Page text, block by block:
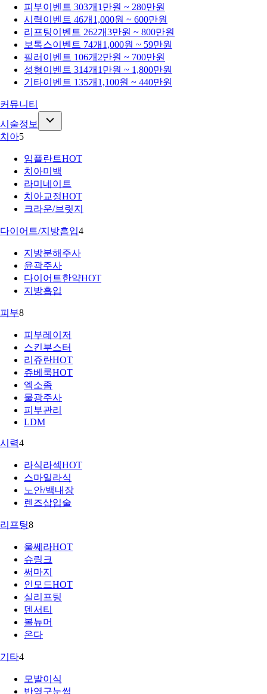
피부이벤트 303개 1만원 ~ 280만원
시력이벤트 46개 1,000원 ~ 600만원
리프팅이벤트 262개3만원 ~ 800만원
보톡스이벤트 74개 1,000원 ~ 59만원
필러 이벤트 106개 2만원 ~ 700만원
성형이벤트 314개 1만원 ~ 1,800만원
기타이벤트 135개 1,100원 ~ 440만원
커뮤니티
시술정보
치아5
임플란트HOT
치아미백
라미네이트
치아교정HOT
크라운/브릿지
다이어트/지방흡입4
지방분해주사
윤곽주사
다이어트한약HOT
지방흡입
피부8
피부레이저
스킨부스터
리쥬란HOT
쥬베룩HOT
엑소좀
물광주사
피부관리
LDM
시력4
라식라섹HOT
스마일라식
노안/백내장
렌즈삽입술
리프팅8
울쎄라HOT
슈링크
써마지
인모드HOT
실리프팅
덴서티
볼뉴머
온다
기타4
모발이식
반영구눈썹